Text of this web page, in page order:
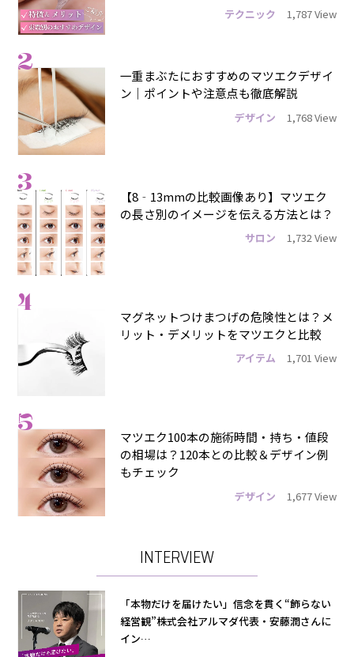
テクニック 1,787 View
2
一重まぶたにおすすめのマツエクデザイ
ン｜ポイントや注意点も徹底解説
デザイン 1,768 View
3
【8‐13mmの比較画像あり】マツエク
の長さ別のイメージを伝える方法とは？
サロン 1,732 View
4
マグネットつけまつげの危険性とは？メ
リット・デメリットをマツエクと比較
アイテム 1,701 View
5
マツエク100本の施術時間・持ち・値段
の相場は？120本との比較＆デザイン例
もチェック
デザイン 1,677 View
INTERVIEW
「本物だけを届けたい」信念を貫く“飾らない
経営観”株式会社アルマダ代表・安藤潤さんに
イン…